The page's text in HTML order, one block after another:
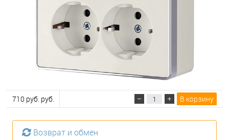
710 руб. руб. В корзину
Возврат и обмен